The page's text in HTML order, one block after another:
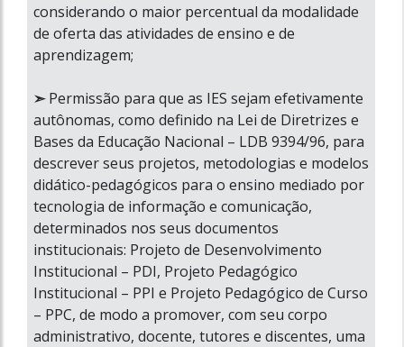
considerando o maior percentual da modalidade
de oferta das atividades de ensino e de
aprendizagem;
➣Permissão para que as IES sejam efetivamente
autônomas, como definido na Lei de Diretrizes e
Bases da Educação Nacional – LDB 9394/96, para
descrever seus projetos, metodologias e modelos
didático-pedagógicos para o ensino mediado por
tecnologia de informação e comunicação,
determinados nos seus documentos
institucionais: Projeto de Desenvolvimento
Institucional – PDI, Projeto Pedagógico
Institucional – PPI e Projeto Pedagógico de Curso
– PPC, de modo a promover, com seu corpo
administrativo, docente, tutores e discentes, uma